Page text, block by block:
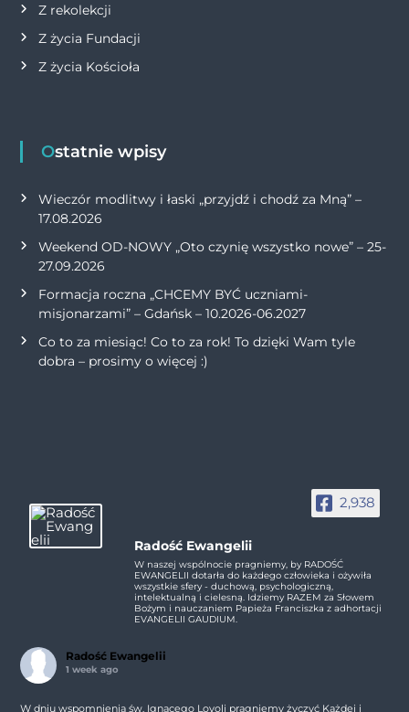
Z rekolekcji
Z życia Fundacji
Z życia Kościoła
Ostatnie wpisy
Wieczór modlitwy i łaski „przyjdź i chodź za Mną” –
17.08.2026
Weekend OD-NOWY „Oto czynię wszystko nowe” – 25-
27.09.2026
Formacja roczna „CHCEMY BYĆ uczniami-
misjonarzami” – Gdańsk – 10.2026-06.2027
Co to za miesiąc! Co to za rok! To dzięki Wam tyle
dobra – prosimy o więcej :)
2,938
Radość Ewangelii
W naszej wspólnocie pragniemy, by RADOŚĆ
EWANGELII dotarła do każdego człowieka i ożywiła
wszystkie sfery - duchową, psychologiczną,
intelektualną i cielesną. Idziemy RAZEM za Słowem
Bożym i nauczaniem Papieża Franciszka z adhortacji
EVANGELII GAUDIUM.
Radość Ewangelii
1 week ago
W dniu wspomnienia św. Ignacego Loyoli pragniemy życzyć Każdej i